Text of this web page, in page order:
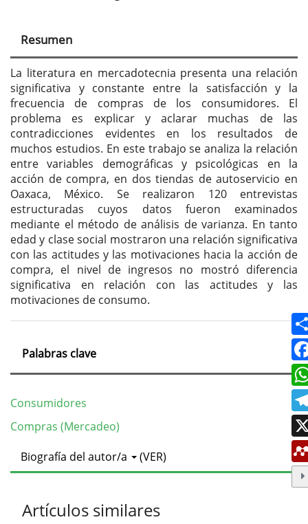
del
artículo
Resumen
La literatura en mercadotecnia presenta una relación
significativa y constante entre la satisfacción y la
frecuencia de compras de los consumidores. El
problema es explicar y aclarar muchas de las
contradicciones evidentes en los resultados de
muchos estudios. En este trabajo se analiza la relación
entre variables demográficas y psicológicas en la
acción de compra, en dos tiendas de autoservicio en
Oaxaca, México. Se realizaron 120 entrevistas
estructuradas cuyos datos fueron examinados
mediante el método de análisis de varianza. En tanto
edad y clase social mostraron una relación significativa
con las actitudes y las motivaciones hacia la acción de
compra, el nivel de ingresos no mostró diferencia
significativa en relación con las actitudes y las
motivaciones de consumo.
Palabras clave
Consumidores
Compras (Mercadeo)
Detalles
artículo
Biografía del autor/a (VER)
Artículos similares